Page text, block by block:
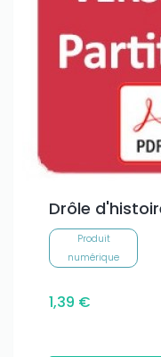
Drôle
Produit
numérique
1,39 €